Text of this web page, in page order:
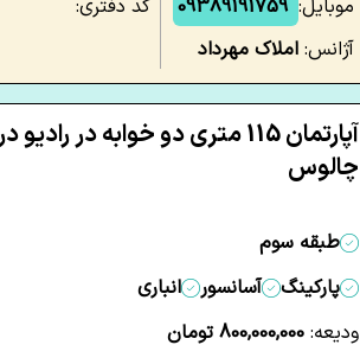
موبایل: 09389191759
آژانس: املاک مهرداد
کد دفتری:
آپارتمان 115 متری دو خوابه در رادیو
چالوس
طبقه سوم
پارکینگ
آسانسور
انباری
ودیعه: 800,000,000 تومان